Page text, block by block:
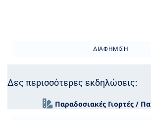
ΔΙΑΦΉΜΙΣΗ
Δες περισσότερες εκδηλώσεις:
Παραδοσιακές Γιορτές /